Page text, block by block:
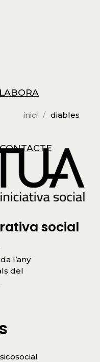
inici diables
social
l’any
del